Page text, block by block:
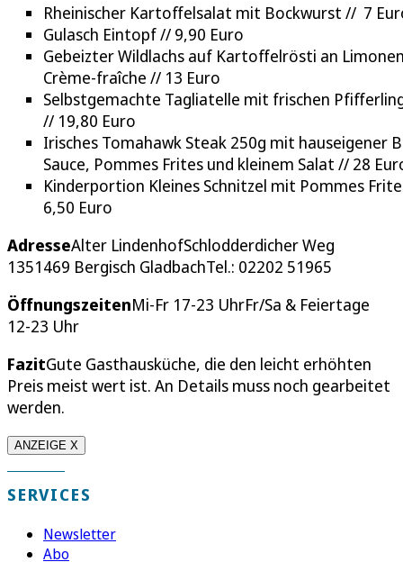
Rheinischer Kartoffelsalat mit Bockwurst // 7
Gulasch Eintopf // 9,90 Euro
Gebeizter Wildlachs auf Kartoffelrösti an
Crème-fraîche // 13 Euro
Selbstgemachte Tagliatelle mit frischen
// 19,80 Euro
Irisches Tomahawk Steak 250g mit hauseigener
Sauce, Pommes Frites und kleinem Salat // 28
Kinderportion Kleines Schnitzel mit Pommes
6,50 Euro
AdresseAlter LindenhofSchlodderdicher Weg
1351469 Bergisch GladbachTel.: 02202 51965
ÖffnungszeitenMi-Fr 17-23 UhrFr/Sa & Feiertage
12-23 Uhr
FazitGute Gasthausküche, die den leicht erhöhten
Preis meist wert ist. An Details muss noch gearbeitet
werden.
ANZEIGE X
SERVICES
Newsletter
Abo